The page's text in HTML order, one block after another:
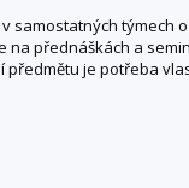
přednáškách a
předmětu je potřeba